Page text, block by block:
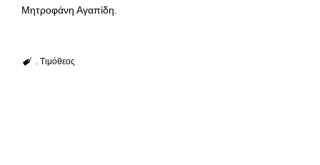
Μητροφάνη Αγαπίδη.
. Τιμόθεος